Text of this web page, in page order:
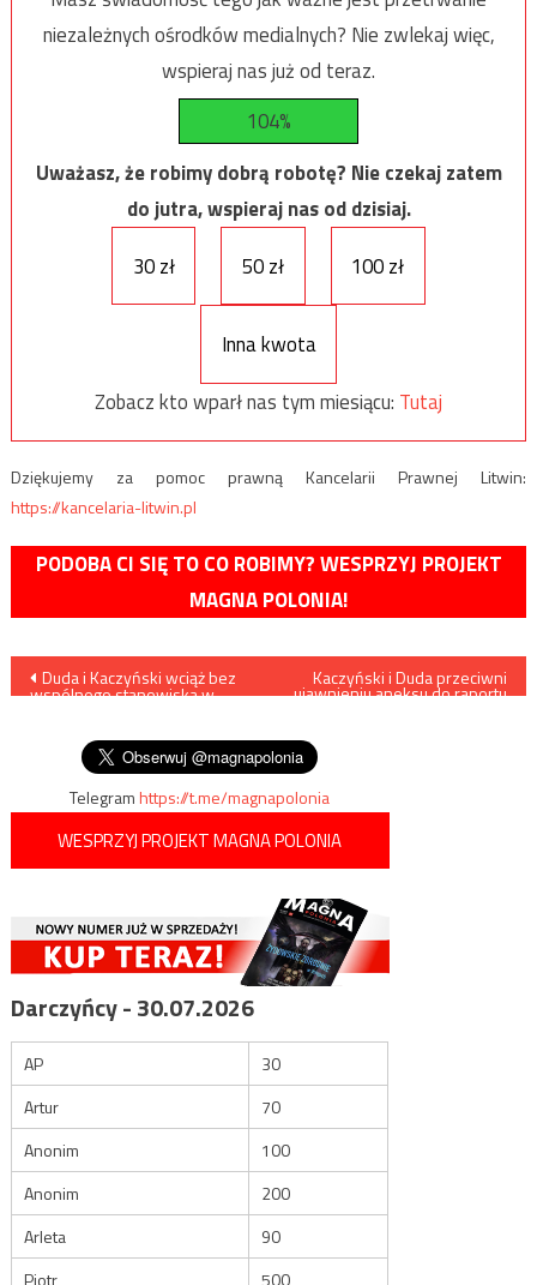
niezależnych ośrodków medialnych? Nie zwlekaj więc,
wspieraj nas już od teraz.
104%
Uważasz, że robimy dobrą robotę? Nie czekaj zatem
do jutra, wspieraj nas od dzisiaj.
30 zł
50 zł 100 zł
Inna kwota
Zobacz kto wparł nas tym miesiącu: Tutaj
Dziękujemy za pomoc prawną Kancelarii Prawnej Litwin:
https://kancelaria-litwin.pl
PODOBA CI SIĘ TO CO ROBIMY? WESPRZYJ PROJEKT
MAGNA POLONIA!
Nawigacja
Duda i Kaczyński wciąż bez
wspólnego stanowiska w
Kaczyński i Duda przeciwni
ujawnieniu aneksu do raportu
Telegramhttps://t.me/magnapolonia
WESPRZYJ PROJEKT MAGNA POLONIA
Darczyńcy - 30.07.2026
AP
30
Artur
70
Anonim
100
Anonim
200
Arleta
90